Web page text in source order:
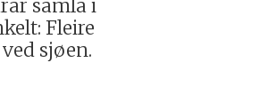
samla i
Fleire
sjøen.